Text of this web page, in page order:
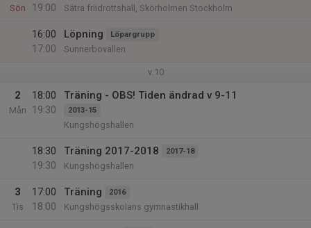
Sön
19:00
Sätra friidrottshall, Skörholmen Stockholm
16:00
17:00
Löpning Löpargrupp
Sunnerbovallen
v.10
2
Mån
18:00
19:30
Träning - OBS! Tiden ändrad v 9-11
2013-15
Kungshögshallen
18:30
19:30
Träning 2017-2018 2017-18
Kungshögshallen
3
Tis
17:00
18:00
Träning 2016
Kungshögsskolans gymnastikhall